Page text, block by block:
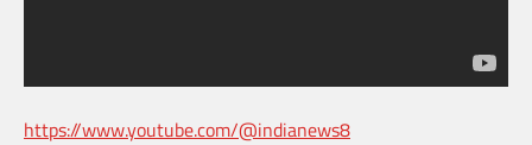
https://www.youtube.com/@indianews8